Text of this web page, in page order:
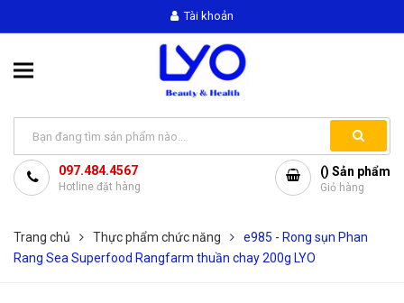
Tài khoản
097.484.4567
Hotline đặt hàng
() Sản phẩm
Giỏ hàng
Trang chủ Thực phẩm chức năng
e985 - Rong sụn Phan
Rang Sea Superfood Rangfarm thuần chay 200g LYO